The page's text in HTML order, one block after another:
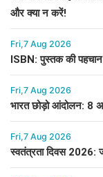
और क्या न करें!
Fri,7 Aug 2026
ISBN: पुस्तक की
Fri,7 Aug 2026
भारत छोड़ो आंदोलन: 8
Fri,7 Aug 2026
स्वतंत्रता दिवस 2026: